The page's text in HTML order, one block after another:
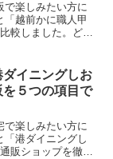
で楽しみたい方に
「越前かに職人甲
較しました。どち
価格、ボリューム
し...
ダイニングしお
５つの項目で
で楽しみたい方に
「港ダイニングし
販ショップを徹底